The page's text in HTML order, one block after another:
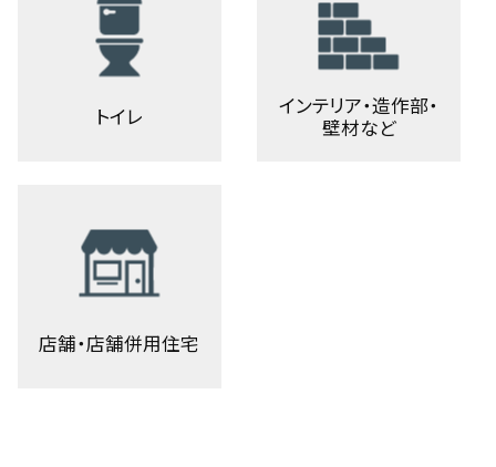
トイレ
インテリア・造作部・
壁材など
店舗・店舗併用住宅